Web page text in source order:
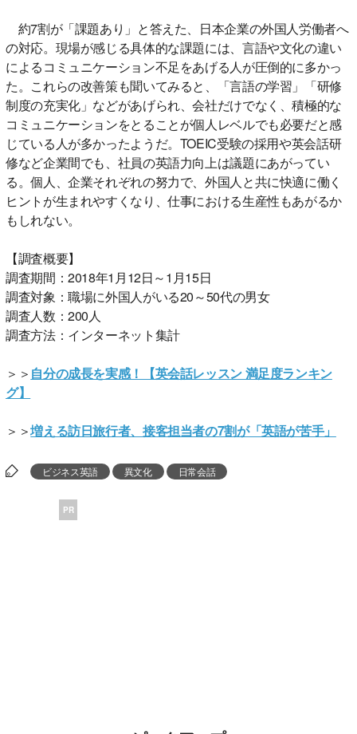
約7割が「課題あり」と答えた、日本企業の外国人労働者へ
の対応。現場が感じる具体的な課題には、言語や文化の違い
によるコミュニケーション不足をあげる人が圧倒的に多かっ
た。これらの改善策も聞いてみると、「言語の学習」「研修
制度の充実化」などがあげられ、会社だけでなく、積極的な
コミュニケーションをとることが個人レベルでも必要だと感
じている人が多かったようだ。TOEIC受験の採用や英会話研
修など企業間でも、社員の英語力向上は議題にあがってい
る。個人、企業それぞれの努力で、外国人と共に快適に働く
ヒントが生まれやすくなり、仕事における生産性もあがるか
もしれない。
【調査概要】
調査期間：2018年1月12日～1月15日
調査対象：職場に外国人がいる20～50代の男女
調査人数：200人
調査方法：インターネット集計
＞＞ 自分の成長を実感！【英会話レッスン 満足度ランキン
グ】
＞＞増える訪日旅行者、接客担当者の7割が「英語が苦手」
ビジネス英語 異文化 日常会話
PR